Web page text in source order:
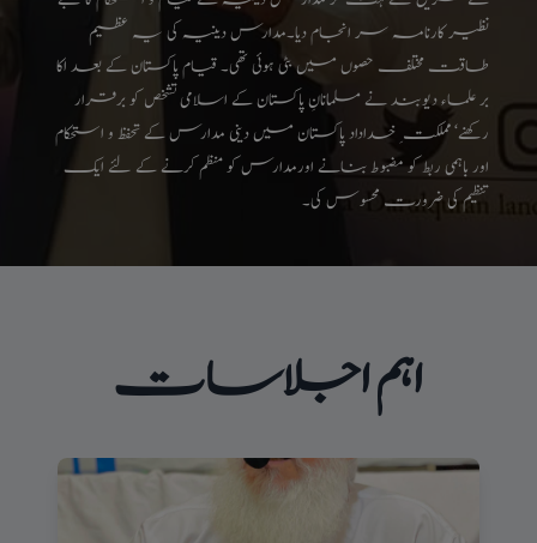
نظیر کارنامہ سر انجام دیا۔مدارس دینیہ کی یہ عظیم
طاقت مختلف حصوں میں بٹی ہوئی تھی۔ قیام پاکستان کے بعد اکا
بر علماء دیوبند نے مسلمانانِ پاکستان کے اسلامی تشخص کو برقرار
رکھنے‘ مملکت ِ خداداد پاکستان میں دینی مدارس کے تحفظ و استحکام
اور باہمی ربط کو مضبوط بنانے اورمدارس کو منظم کرنے کے لئے ایک
تنظیم کی ضرورت محسوس کی۔
اہم اجلاسات